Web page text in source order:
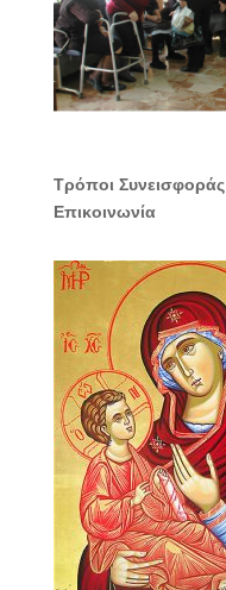
Τρόποι Συνεισφοράς
Επικοινωνία